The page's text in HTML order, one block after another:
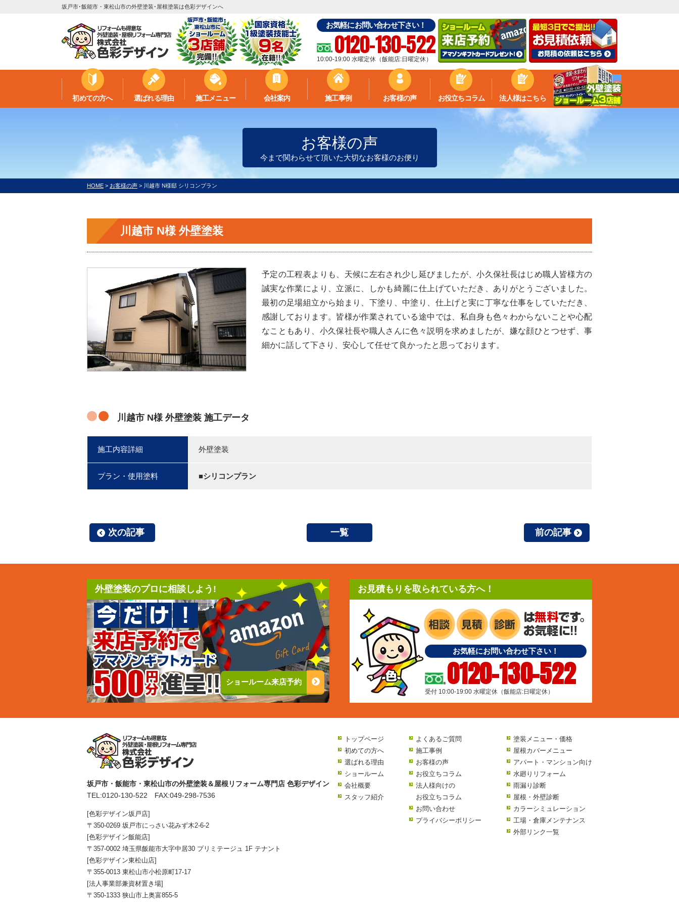
坂戸市･飯能市・東松山市の外壁塗装･屋根塗装は色彩デザインへ
お気軽にお問い合わせ下さい！
0120-130-522
10:00-19:00 水曜定休（飯能店:日曜定休）
初めての方へ 選ばれる理由 施工メニュー 会社案内 施工事例 お客様の声 お役立ちコラム 法人様はこちら
お客様の声
今まで関わらせて頂いた大切なお客様のお便り
HOME > お客様の声 > 川越市 N様邸 シリコンプラン
川越市 N様 外壁塗装
予定の工程表よりも、天候に左右され少し延びましたが、小久保社長はじめ職人皆様方の
誠実な作業により、立派に、しかも綺麗に仕上げていただき、ありがとうございました。
最初の足場組立から始まり、下塗り、中塗り、仕上げと実に丁寧な仕事をしていただき、
感謝しております。皆様が作業されている途中では、私自身も色々わからないことや心配
なこともあり、小久保社長や職人さんに色々説明を求めましたが、嫌な顔ひとつせず、事
細かに話して下さり、安心して任せて良かったと思っております。
川越市 N様 外壁塗装 施工データ
施工内容詳細 外壁塗装
プラン・使用塗料 ■シリコンプラン
次の記事 一覧 前の記事
外壁塗装のプロに相談しよう!
ショールーム来店予約
お見積もりを取られている方へ！
お気軽にお問い合わせ下さい！
0120-130-522
受付 10:00-19:00 水曜定休（飯能店:日曜定休）
坂戸市・飯能市・東松山市の外壁塗装＆屋根リフォーム専門店 色彩デザイン
TEL:0120-130-522 FAX:049-298-7536
[色彩デザイン坂戸店]
〒350-0269 坂戸市にっさい花みず木2-6-2
[色彩デザイン飯能店]
〒357-0002 埼玉県飯能市大字中居30 プリミテージュ 1F テナント
[色彩デザイン東松山店]
〒355-0013 東松山市小松原町17-17
[法人事業部兼資材置き場]
〒350-1333 狭山市上奥富855-5
トップページ
初めての方へ
選ばれる理由
ショールーム
会社概要
スタッフ紹介
よくあるご質問
施工事例
お客様の声
お役立ちコラム
法人様向けの
お役立ちコラム
お問い合わせ
プライバシーポリシー
塗装メニュー・価格
屋根カバーメニュー
アパート・マンション向け
水廻りリフォーム
雨漏り診断
屋根・外壁診断
カラーシミュレーション
工場・倉庫メンテナンス
外部リンク一覧